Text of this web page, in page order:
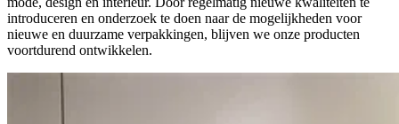
introduceren en onderzoek te doen naar de mogelijkheden voor
nieuwe en duurzame verpakkingen, blijven we onze producten
voortdurend ontwikkelen.